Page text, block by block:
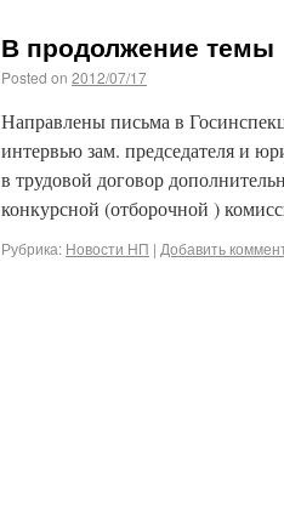
В продолжение темы
Posted on 2012/07/17
Направлены письма в
интервью зам. председателя и
в трудовой договор
конкурсной (отборочной )
Рубрика: Новости НП | Добавить